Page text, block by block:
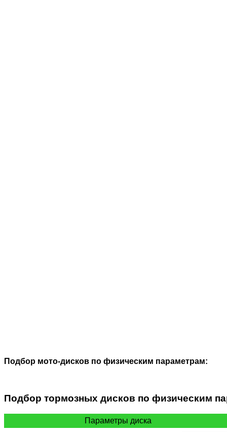
Подбор мото-дисков по физическим параметрам:
Подбор тормозных дисков по физическим
Параметры диска